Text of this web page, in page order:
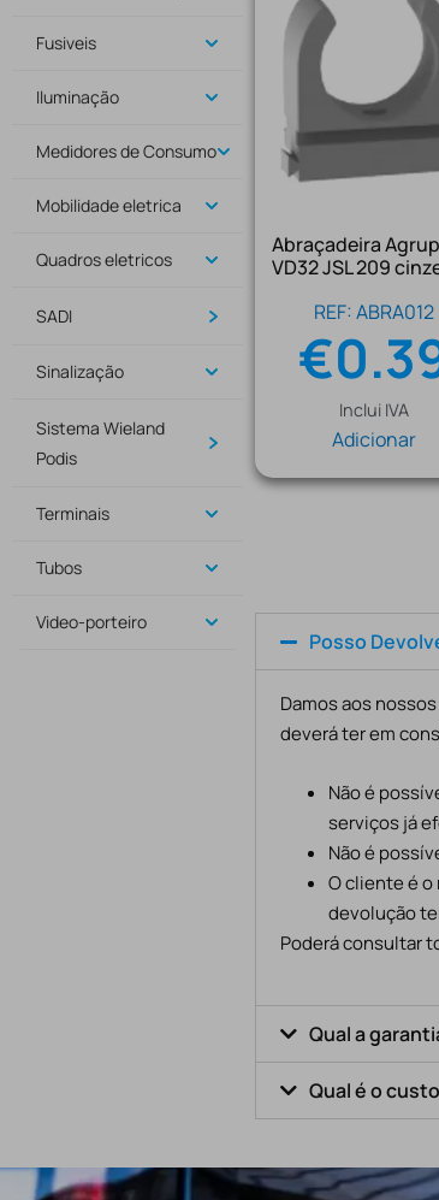
Fusiveis
Iluminação
Medidores de Consumo
Mobilidade eletrica
Quadros eletricos
SADI
Sinalização
Sistema Wieland
Podis
Terminais
Tubos
Video-porteiro
Abraçadeira
VD32 JSL 209
REF: ABRA012
€
Inclui IVA
Adicionar
Posso
Damos aos
deverá ter em
Não é
serviços já
Não é
O cliente é
devolução
Poderá consultar
Qual a
Qual é o